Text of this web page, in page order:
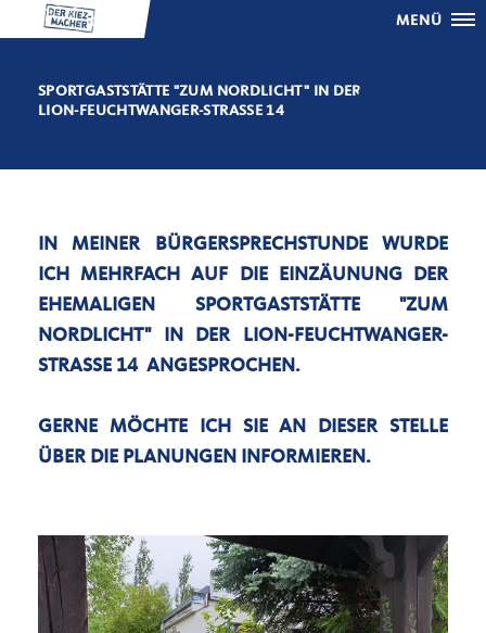
MENÜ
SPORTGASTSTÄTTE "ZUM NORDLICHT" IN DER
LION-FEUCHTWANGER-STRASSE 14
IN MEINER BÜRGERSPRECHSTUNDE WURDE
ICH MEHRFACH AUF DIE EINZÄUNUNG DER
EHEMALIGEN SPORTGASTSTÄTTE "ZUM
NORDLICHT" IN DER LION-FEUCHTWANGER-
STRASSE 14 ANGESPROCHEN.
GERNE MÖCHTE ICH SIE AN DIESER STELLE
ÜBER DIE PLANUNGEN INFORMIEREN.